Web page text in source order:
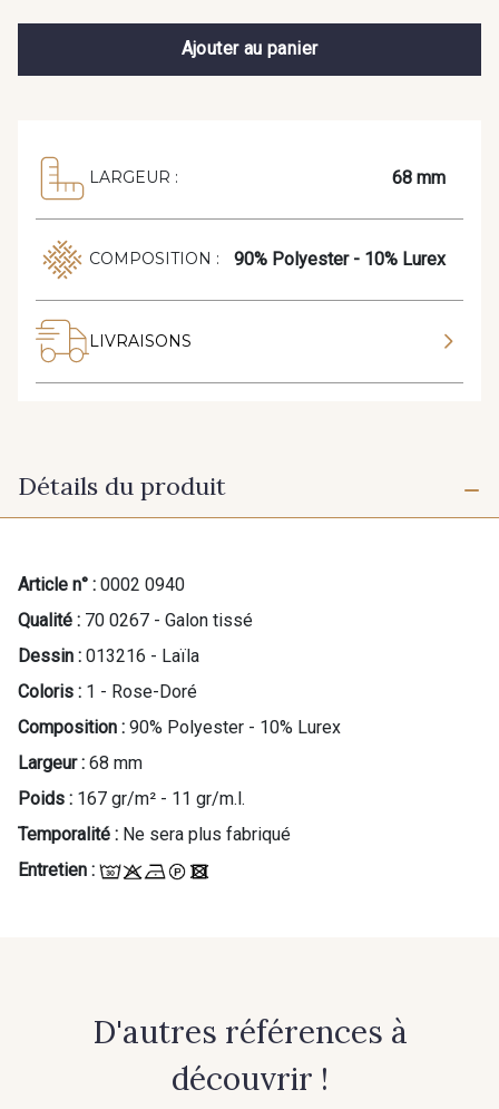
Ajouter au panier
LARGEUR : 68 mm
COMPOSITION : 90% Polyester - 10% Lurex
LIVRAISONS
Détails du produit
Article n° : 0002 0940
Qualité : 70 0267 - Galon tissé
Dessin : 013216 - Laïla
Coloris : 1 - Rose-Doré
Composition : 90% Polyester - 10% Lurex
Largeur : 68 mm
Poids : 167 gr/m² - 11 gr/m.l.
Temporalité : Ne sera plus fabriqué
Entretien :
D'autres références à
découvrir !